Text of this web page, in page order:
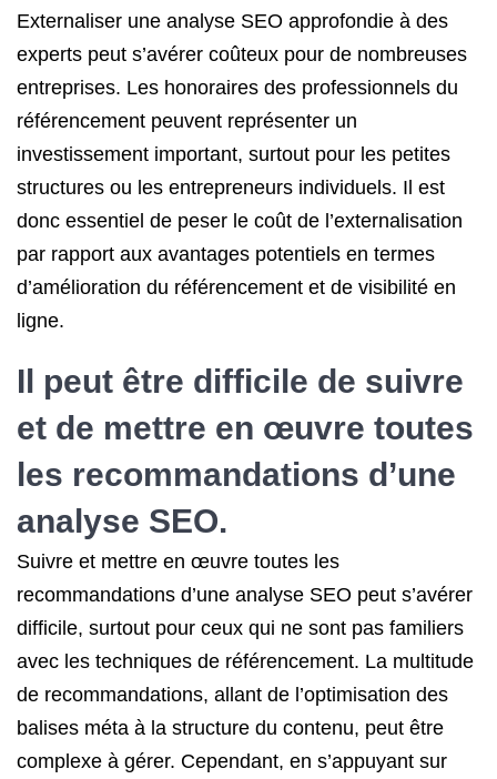
Externaliser une analyse SEO approfondie à des
experts peut s’avérer coûteux pour de nombreuses
entreprises. Les honoraires des professionnels du
référencement peuvent représenter un
investissement important, surtout pour les petites
structures ou les entrepreneurs individuels. Il est
donc essentiel de peser le coût de l’externalisation
par rapport aux avantages potentiels en termes
d’amélioration du référencement et de visibilité en
ligne.
Il peut être difficile de suivre
et de mettre en œuvre toutes
les recommandations d’une
analyse SEO.
Suivre et mettre en œuvre toutes les
recommandations d’une analyse SEO peut s’avérer
difficile, surtout pour ceux qui ne sont pas familiers
avec les techniques de référencement. La multitude
de recommandations, allant de l’optimisation des
balises méta à la structure du contenu, peut être
complexe à gérer. Cependant, en s’appuyant sur